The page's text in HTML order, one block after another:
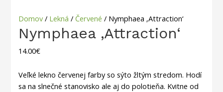
Domov / Lekná / Červené / Nymphaea ‚Attraction‘
Nymphaea ‚Attraction‘
14.00€
Veľké lekno červenej farby so sýto žltým stredom. Hodí
sa na slnečné stanovisko ale aj do polotieňa. Kvitne od